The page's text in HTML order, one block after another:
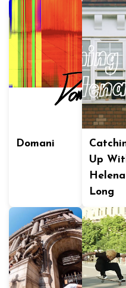
Domani
Up
Helena
Long